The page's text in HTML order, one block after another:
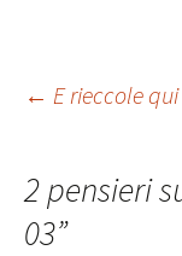
← E rieccole qui
2 pensieri
03”